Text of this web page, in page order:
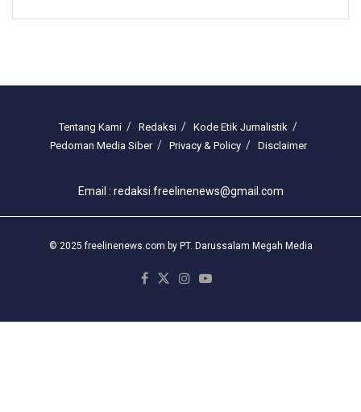
Tentang Kami Redaksi
Kode Etik Jurnalistik
Pedoman Media Siber
Privacy & Policy Disclaimer
Email : redaksi.freelinenews@gmail.com
© 2025 freelinenews.com by PT. Darussalam Megah Media